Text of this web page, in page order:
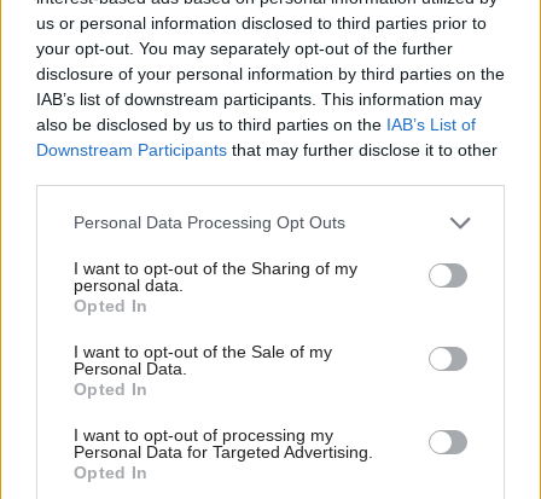
us or personal information disclosed to third parties prior to
your opt-out. You may separately opt-out of the further
disclosure of your personal information by third parties on the
IAB’s list of downstream participants. This information may
also be disclosed by us to third parties on the IAB’s List of
Downstream Participants that may further disclose it to other
Please note that this website/app uses one or more Google
not limited to your visit or usage behaviour. You may click to
grant or deny consent to Google and its third-party tags to
use your data for below specified purposes in below Google
consent section.
Personal Data Processing Opt Outs
I want to opt-out of the Sharing of my
personal data.
Opted In
I want to opt-out of the Sale of my
Personal Data.
Opted In
I want to opt-out of processing my
Personal Data for Targeted Advertising.
Opted In
Re: Takto sa rieši málo úložného miesta. V tomto byte
stačil jeden prvok | Môjdom.sk
My napríklad labky utierame hneď pri dverách a doma pred dvere
používame tyčový ETA Terier…
Re: Takto sa rieši málo úložného miesta. V tomto byte
stačil jeden prvok | Môjdom.sk
Ale vždy, keď…
Re: Toto je najväčší mýtus pri ošetrení dreva a môže vás
vyjsť draho. Ako ho ochrániť pred hnitím a škodcami?
sa zbavilo zarodkov skodcov...